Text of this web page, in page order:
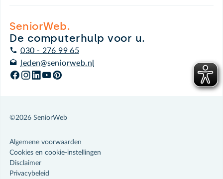
SeniorWeb.
De computerhulp voor u.
030 - 276 99 65
leden@seniorweb.nl
©2026 SeniorWeb
Algemene voorwaarden
Cookies en cookie-instellingen
Disclaimer
Privacybeleid